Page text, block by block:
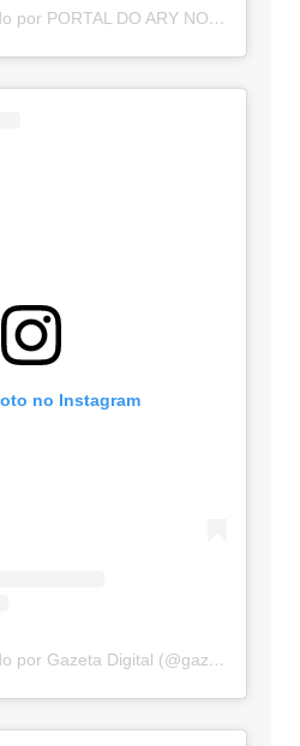
Um post compartilhado por PORTAL DO ARY NOTÍCIAS (@portaldoarynoticias)
no Instagram
Um post compartilhado por Gazeta Digital (@gazetadigital)